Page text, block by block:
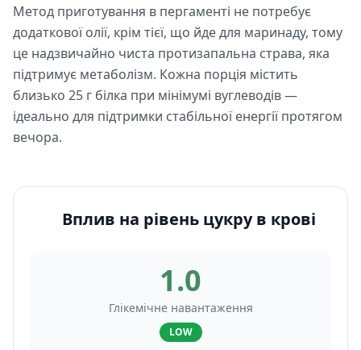
Метод приготування в пергаменті не потребує
додаткової олії, крім тієї, що йде для маринаду, тому
це надзвичайно чиста протизапальна страва, яка
підтримує метаболізм. Кожна порція містить
близько 25 г білка при мінімумі вуглеводів —
ідеально для підтримки стабільної енергії протягом
вечора.
Вплив на рівень цукру в крові
1.0
Глікемічне навантаження
LOW